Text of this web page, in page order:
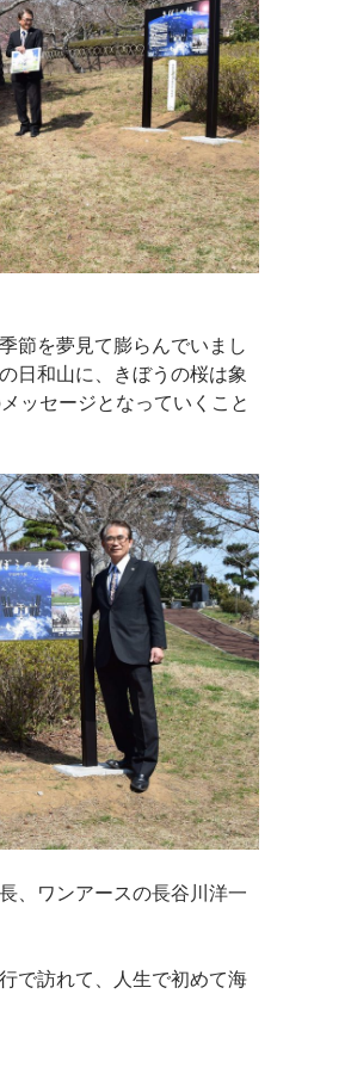
節を夢見て膨らんでいまし
日和山に、きぼうの桜は象
ッセージとなっていくこと
、ワンアースの長谷川洋一
で訪れて、人生で初めて海